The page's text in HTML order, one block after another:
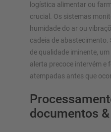
logística alimentar ou
crucial. Os sistemas
humidade do ar ou
cadeia de abastecimento.
de qualidade iminente,
alerta precoce intervém e
atempadas antes que
documentos